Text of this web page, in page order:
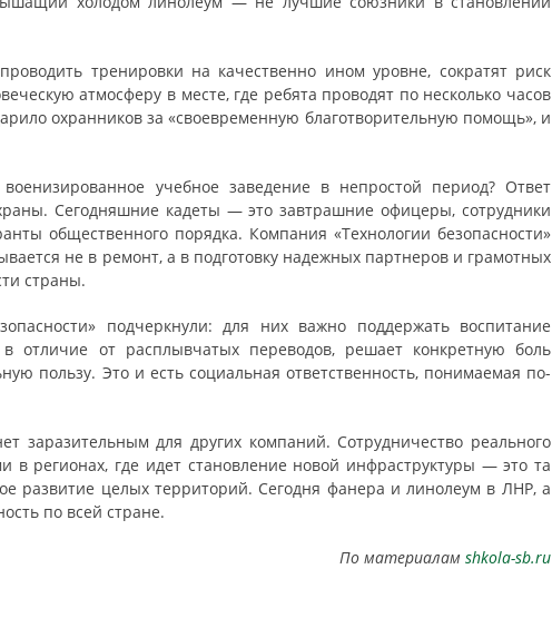
тренировки на качественно ином уровне, сократят риск
атмосферу в месте, где ребята проводят по несколько часов
охранников за «своевременную благотворительную помощь», и
учебное заведение в непростой период? Ответ
Сегодняшние кадеты — это завтрашние офицеры, сотрудники
общественного порядка. Компания «Технологии безопасности»
не в ремонт, а в подготовку надежных партнеров и грамотных
страны.
подчеркнули: для них важно поддержать воспитание
отличие от расплывчатых переводов, решает конкретную боль
пользу. Это и есть социальная ответственность, понимаемая по-
заразительным для других компаний. Сотрудничество реального
в регионах, где идет становление новой инфраструктуры — это та
развитие целых территорий. Сегодня фанера и линолеум в ЛНР, а
по всей стране.
По материалам shkola-sb.ru